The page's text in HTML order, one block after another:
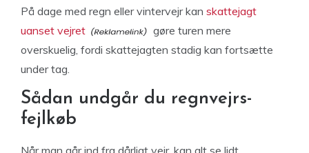
På dage med regn eller vintervejr kan skattejagt
uanset vejret
gøre turen mere
overskuelig, fordi skattejagten stadig kan fortsætte
under tag.
Sådan undgår du regnvejrs-
fejlkøb